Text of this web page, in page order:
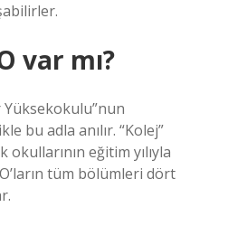
var mı?
Yüksekokulu”nun
bu adla anılır. “Kolej”
eğitim yılıyla
tüm bölümleri dört